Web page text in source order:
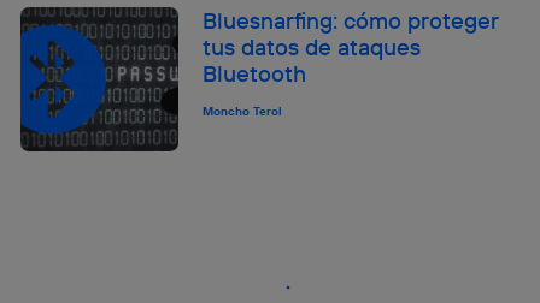
Bluesnarfing: cómo proteger
tus datos de ataques
Bluetooth
Moncho Terol